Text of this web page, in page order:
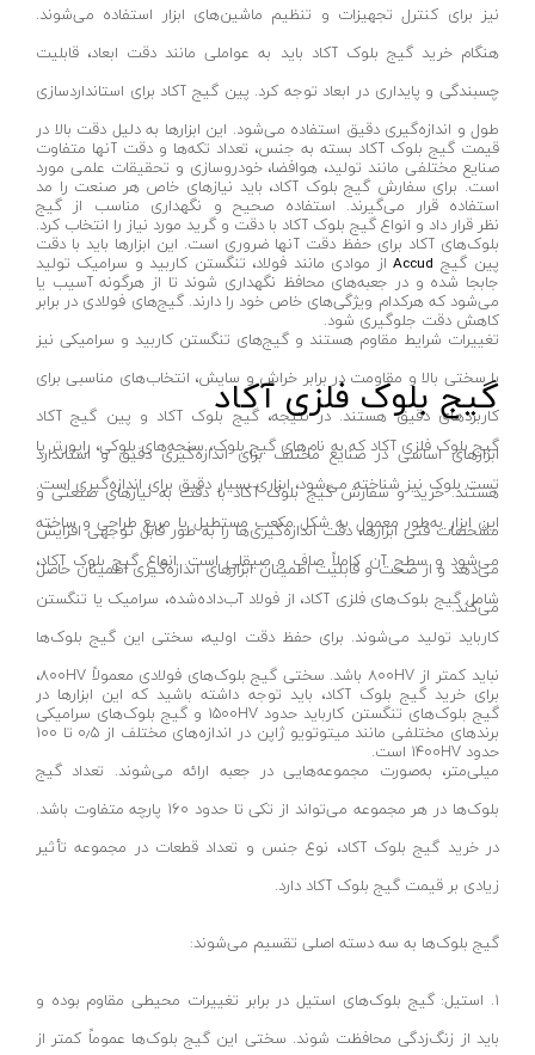
اره بتن بر
فرز بیسکویتی
فرز قلمی
لوازم جانبی فرز مینیاتوری
فرز نووا
فرز کنزاکس
فرز انگشتی گلو کوتاه
فرز انگشتی گلو بلند
فرز انگشتی مینیاتوری
شیارزن تک تیغ
شیارزن دو تیغ
بکس برقی
پیچ گوشتی برقی
پولیش زن برقی
سنگ رومیزی
بتن ساب‌ها
کف ساب و موزائیک ساب
بلوور/دمنده
سشوار صنعتی
پیستوله برقی
دستگاه مته تیز کنی
مکنده نجاری
شارژر باتری
کف پاش و مایع پاش
ویتال-VITAL
SHARAN
واستر-VASTER
رد هیت-RED HIT
آما-AMA
میکا-MICA
یونیتی-UNI-T
توان جم-TAVAN JAM
یال-YALE
سامسونگ-SAMSUNG
نجم-NAJM
تایگر هد-TIGER HEAD
فرود-FREUD
کارناوال-KARNAVAL
فورس-FORCE
مگا-Mega
نورشید-Norshid
هسیس-Hasis
لاین-Line
نفیس نور-Nafis Noor
دونا لایت-Dona light
مدیا-Media
پارس لومن-Pars Loman
اپتونیکا-Optonica
نیز برای کنترل تجهیزات و تنظیم ماشین‌های ابزار استفاده می‌شوند.
هنگام خرید گیج بلوک آکاد باید به عواملی مانند دقت ابعاد، قابلیت
چسبندگی و پایداری در ابعاد توجه کرد. پین گیج آکاد برای استانداردسازی
طول و اندازه‌گیری دقیق استفاده می‌شود. این ابزارها به دلیل دقت بالا در
صنایع مختلفی مانند تولید، هوافضا، خودروسازی و تحقیقات علمی مورد
استفاده قرار می‌گیرند. استفاده صحیح و نگهداری مناسب از گیج
بلوک‌های آکاد برای حفظ دقت آنها ضروری است. این ابزارها باید با دقت
جابجا شده و در جعبه‌های محافظ نگهداری شوند تا از هرگونه آسیب یا
کاهش دقت جلوگیری شود.
قیمت گیج بلوک آکاد بسته به جنس، تعداد تکه‌ها و دقت آنها متفاوت
است. برای سفارش گیج بلوک آکاد، باید نیازهای خاص هر صنعت را مد
نظر قرار داد و انواع گیج بلوک آکاد با دقت و گرید مورد نیاز را انتخاب کرد.
پین گیج Accud از موادی مانند فولاد، تنگستن کاربید و سرامیک تولید
می‌شود که هرکدام ویژگی‌های خاص خود را دارند. گیج‌های فولادی در برابر
تغییرات شرایط مقاوم هستند و گیج‌های تنگستن کاربید و سرامیکی نیز
با سختی بالا و مقاومت در برابر خراش و سایش، انتخاب‌های مناسبی برای
کاربردهای دقیق هستند. در نتیجه، گیج بلوک آکاد و پین گیج آکاد
ابزارهای اساسی در صنایع مختلف برای اندازه‌گیری دقیق و استاندارد
هستند. خرید و سفارش گیج بلوک آکاد با دقت به نیازهای صنعتی و
مشخصات فنی ابزارها، دقت اندازه‌گیری‌ها را به طور قابل توجهی افزایش
می‌دهد و از صحت و قابلیت اطمینان ابزارهای اندازه‌گیری اطمینان حاصل
می‌کند.
گیج بلوک فلزی آکاد
گیج بلوک فلزی آکاد که به نام‌های گیج بلوک، سنجه‌های بلوکی، راپورتر یا
تست بلوک نیز شناخته می‌شود، ابزاری بسیار دقیق برای اندازه‌گیری است.
این ابزار به‌طور معمول به شکل مکعب مستطیل یا مربع طراحی و ساخته
می‌شود و سطح آن کاملاً صاف و صیقلی است. انواع گیج بلوک آکاد،
شامل گیج بلوک‌های فلزی آکاد، از فولاد آب‌داده‌شده، سرامیک یا تنگستن
کارباید تولید می‌شوند. برای حفظ دقت اولیه، سختی این گیج بلوک‌ها
نباید کمتر از ۸۰۰HV باشد. سختی گیج بلوک‌های فولادی معمولاً ۸۰۰HV،
گیج بلوک‌های تنگستن کارباید حدود ۱۵۰۰HV و گیج بلوک‌های سرامیکی
حدود ۱۴۰۰HV است.
برای خرید گیج بلوک آکاد، باید توجه داشته باشید که این ابزارها در
برندهای مختلفی مانند میتوتویو ژاپن در اندازه‌های مختلف از ۰٫۵ تا ۱۰۰
میلی‌متر، به‌صورت مجموعه‌هایی در جعبه ارائه می‌شوند. تعداد گیج
بلوک‌ها در هر مجموعه می‌تواند از تکی تا حدود ۱۶۰ پارچه متفاوت باشد.
در خرید گیج بلوک آکاد، نوع جنس و تعداد قطعات در مجموعه تأثیر
زیادی بر قیمت گیج بلوک آکاد دارد.
گیج بلوک‌ها به سه دسته اصلی تقسیم می‌شوند:
1. استیل: گیج بلوک‌های استیل در برابر تغییرات محیطی مقاوم بوده و
باید از زنگ‌زدگی محافظت شوند. سختی این گیج بلوک‌ها عموماً کمتر از